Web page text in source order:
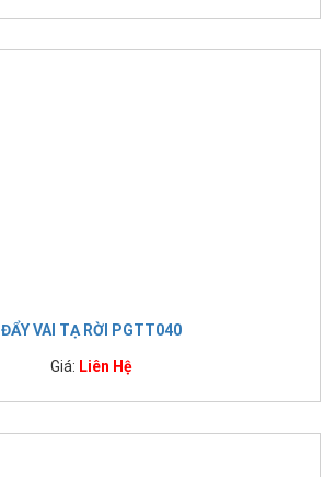
ĐẨY VAI TẠ RỜI PGTT040
Giá: Liên Hệ